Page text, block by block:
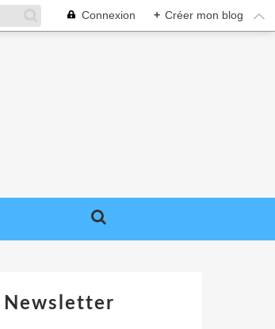
Connexion + Créer mon blog
Newsletter